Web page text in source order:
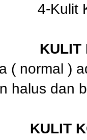
4-Kulit
KULIT
( normal )
halus dan
KULIT